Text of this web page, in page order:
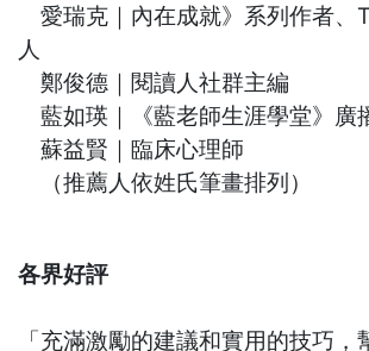
愛瑞克｜內在成就》系列作者、
人
鄭俊德｜閱讀人社群主編
藍如瑛｜《藍老師生涯學堂》廣
蘇益賢｜臨床心理師
（推薦人依姓氏筆畫排列）
各界好評
「充滿激勵的建議和實用的技巧，